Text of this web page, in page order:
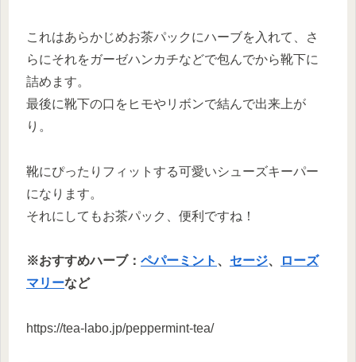
これはあらかじめお茶パックにハーブを入れて、さ
らにそれをガーゼハンカチなどで包んでから靴下に
詰めます。
最後に靴下の口をヒモやリボンで結んで出来上が
り。
靴にぴったりフィットする可愛いシューズキーパー
になります。
それにしてもお茶パック、便利ですね！
※おすすめハーブ： ペパーミント 、 セージ、
ローズ
マリーなど
https://tea-labo.jp/peppermint-tea/